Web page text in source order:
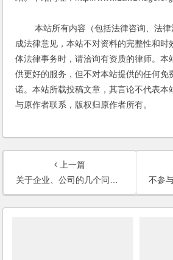
本站所有内容（包括法律咨询、法律
成法律意见，本站不对资料的完整性和时
体法律事务时，请洽询有资质的律师。本
供更好的服务，但不对本站提供的任何免
诺。本站所载投稿文章，其言论不代表本
与原作者联系，版权归原作者所有。
上一篇
关于企业、公司的几个问题(2003)
不参与公司